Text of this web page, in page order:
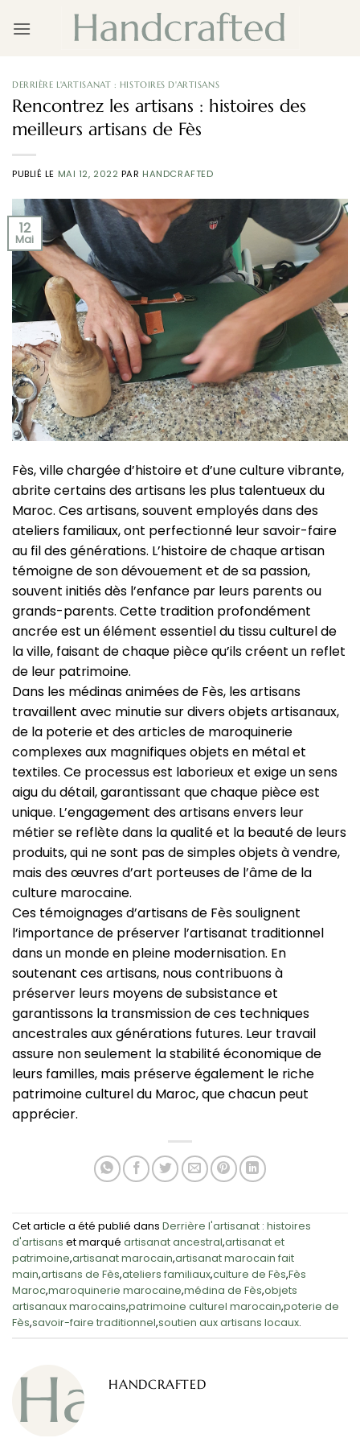
au
DERRIÈRE L'ARTISANAT : HISTOIRES D'ARTISANS
Rencontrez les artisans : histoires des
meilleurs artisans de Fès
PUBLIÉ LE MAI 12, 2022 PAR HANDCRAFTED
12
Mai
Fès, ville chargée d’histoire et d’une culture vibrante,
abrite certains des artisans les plus talentueux du
Maroc. Ces artisans, souvent employés dans des
ateliers familiaux, ont perfectionné leur savoir-faire
au fil des générations. L’histoire de chaque artisan
témoigne de son dévouement et de sa passion,
souvent initiés dès l’enfance par leurs parents ou
grands-parents. Cette tradition profondément
ancrée est un élément essentiel du tissu culturel de
la ville, faisant de chaque pièce qu’ils créent un reflet
de leur patrimoine.
Dans les médinas animées de Fès, les artisans
travaillent avec minutie sur divers objets artisanaux,
de la poterie et des articles de maroquinerie
complexes aux magnifiques objets en métal et
textiles. Ce processus est laborieux et exige un sens
aigu du détail, garantissant que chaque pièce est
unique. L’engagement des artisans envers leur
métier se reflète dans la qualité et la beauté de leurs
produits, qui ne sont pas de simples objets à vendre,
mais des œuvres d’art porteuses de l’âme de la
culture marocaine.
Ces témoignages d’artisans de Fès soulignent
l’importance de préserver l’artisanat traditionnel
dans un monde en pleine modernisation. En
soutenant ces artisans, nous contribuons à
préserver leurs moyens de subsistance et
garantissons la transmission de ces techniques
ancestrales aux générations futures. Leur travail
assure non seulement la stabilité économique de
leurs familles, mais préserve également le riche
patrimoine culturel du Maroc, que chacun peut
apprécier.
Cet article a été publié dans Derrière l'artisanat : histoires
d'artisans et marqué artisanat ancestral,artisanat et
patrimoine,artisanat marocain,artisanat marocain fait
main,artisans de Fès,ateliers familiaux,culture de Fès,Fès
Maroc,maroquinerie marocaine,médina de Fès,objets
artisanaux marocains,patrimoine culturel marocain,poterie de
Fès,savoir-faire traditionnel,soutien aux artisans locaux.
HANDCRAFTED